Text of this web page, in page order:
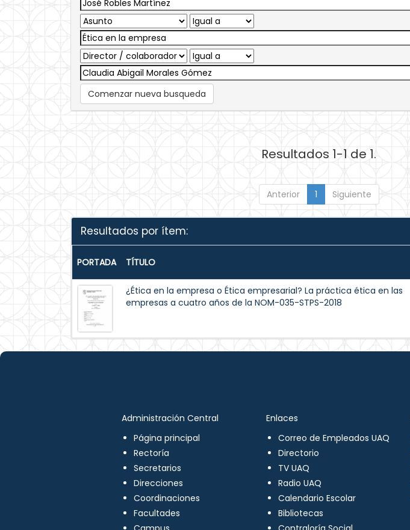
Comenzar nueva busqueda
Resultados 1-1 de 1.
Anterior 1 Siguiente
Resultados por ítem:
PORTADA TÍTULO
¿Ética en la empresa o Ética empresarial? La práctica ética en las
empresas a cuatro años de la NOM-035-STPS-2018
Administración Central
Página principal
Rectoría
Secretarios
Direcciones
Coordinaciones
Facultades
Enlaces
Correo de Empleados UAQ
Directorio
TV UAQ
Radio UAQ
Calendario Escolar
Bibliotecas